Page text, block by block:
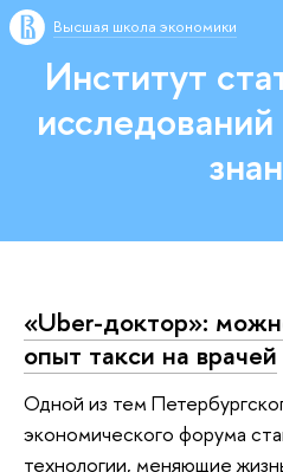
Высшая школа экономики
Институт
«Uber-доктор»:
опыт такси на врачей
Одной из тем
экономического форума
технологии, меняющие